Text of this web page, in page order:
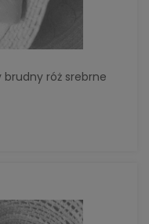
róż srebrne